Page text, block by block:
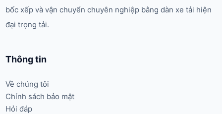
bốc xếp và vận chuyển chuyên nghiệp bằng dàn xe tải hiện
đại trọng tải.
Thông tin
Về chúng tôi
Chính sách bảo mật
Hỏi đáp